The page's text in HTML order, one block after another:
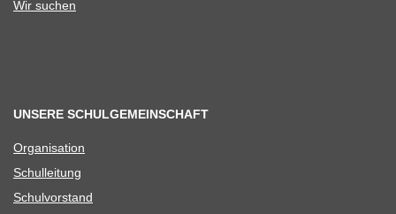
Wir suchen
UNSERE SCHULGEMEINSCHAFT
Orga­ni­sa­tion
Schul­lei­tung
Schul­vor­stand